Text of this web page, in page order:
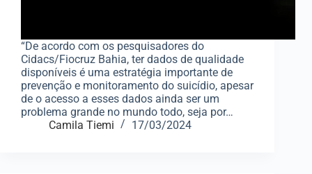
“De acordo com os pesquisadores do
Cidacs/Fiocruz Bahia, ter dados de qualidade
disponíveis é uma estratégia importante de
prevenção e monitoramento do suicídio, apesar
de o acesso a esses dados ainda ser um
problema grande no mundo todo, seja por…
Camila Tiemi
17/03/2024